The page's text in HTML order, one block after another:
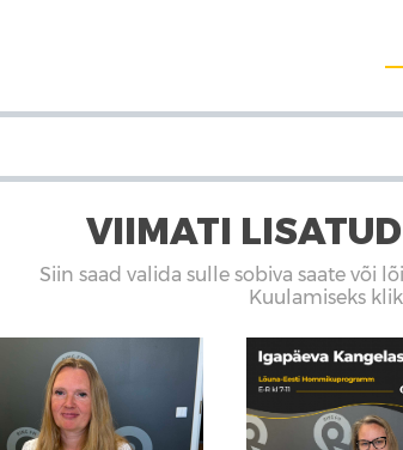
VIIMATI LISATUD
Siin saad valida sulle sobiva saate või
Kuulamiseks